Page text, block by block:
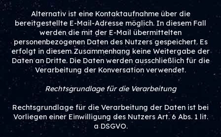
Alternativ ist eine Kontaktaufnahme über die
bereitgestellte E-Mail-Adresse möglich. In diesem Fall
werden die mit der E-Mail übermittelten
personenbezogenen Daten des Nutzers gespeichert. Es
erfolgt in diesem Zusammenhang keine Weitergabe der
Daten an Dritte. Die Daten werden ausschließlich für die
Verarbeitung der Konversation verwendet.
Rechtsgrundlage für die Verarbeitung
Rechtsgrundlage für die Verarbeitung der Daten ist bei
Vorliegen einer Einwilligung des Nutzers Art. 6 Abs. 1 lit.
a DSGVO.